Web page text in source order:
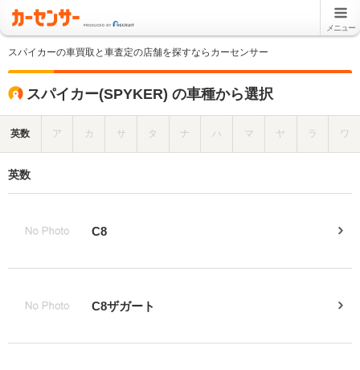
メニュー
スパイカーの車買取と車査定の店舗を探すならカーセンサー
スパイカー(SPYKER) の車種から選択
英数 ア カ サ タ ナ ハ マ ヤ ラ ワ
英数
C8
C8ザガート